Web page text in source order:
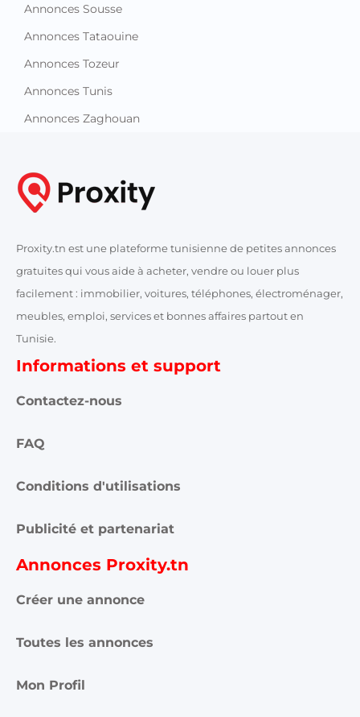
Annonces Sousse
Annonces Tataouine
Annonces Tozeur
Annonces Tunis
Annonces Zaghouan
Proxity.tn est une plateforme tunisienne de petites annonces
gratuites qui vous aide à acheter, vendre ou louer plus
facilement : immobilier, voitures, téléphones, électroménager,
meubles, emploi, services et bonnes affaires partout en
Tunisie.
Informations et support
Contactez-nous
FAQ
Conditions d'utilisations
Publicité et partenariat
Annonces Proxity.tn
Créer une annonce
Toutes les annonces
Mon Profil